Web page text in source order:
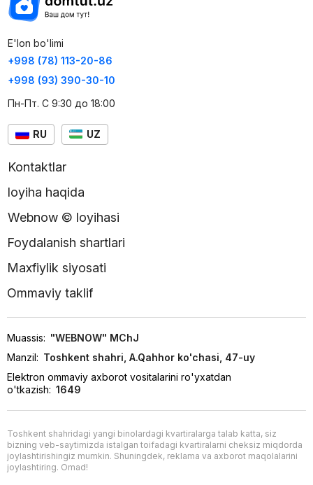
E'lon bo'limi
+998 (78) 113-20-86
+998 (93) 390-30-10
Пн-Пт. С 9:30 до 18:00
RU UZ
Kontaktlar
loyiha haqida
Webnow © loyihasi
Foydalanish shartlari
Maxfiylik siyosati
Ommaviy taklif
Muassis: "WEBNOW" MChJ
Manzil: Toshkent shahri, A.Qahhor ko'chasi, 47-uy
Elektron ommaviy axborot vositalarini ro'yxatdan
o'tkazish: 1649
Toshkent shahridagi yangi binolardagi kvartiralarga talab katta, siz
bizning veb-saytimizda istalgan toifadagi kvartiralarni cheksiz miqdorda
joylashtirishingiz mumkin. Shuningdek, reklama va axborot maqolalarini
joylashtiring. Omad!